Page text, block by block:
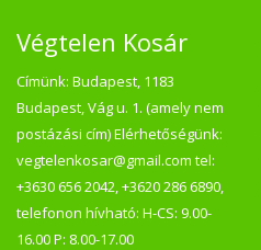
Végtelen Kosár
Címünk: Budapest, 1183
Budapest, Vág u. 1. (amely nem
postázási cím) Elérhetőségünk:
vegtelenkosar@gmail.com tel:
+3630 656 2042, +3620 286 6890,
telefonon hívható: H-CS: 9.00-
16.00 P: 8.00-17.00